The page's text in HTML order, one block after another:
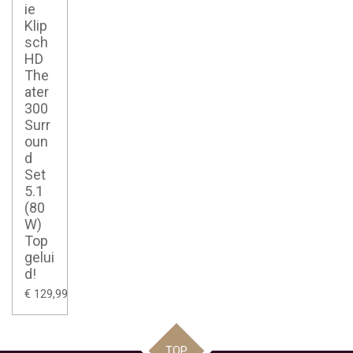
ie
Klip
sch
HD
The
ater
300
Surr
oun
d
Set
5.1
(80
W)
Top
gelui
d!
€ 129,99
TOP